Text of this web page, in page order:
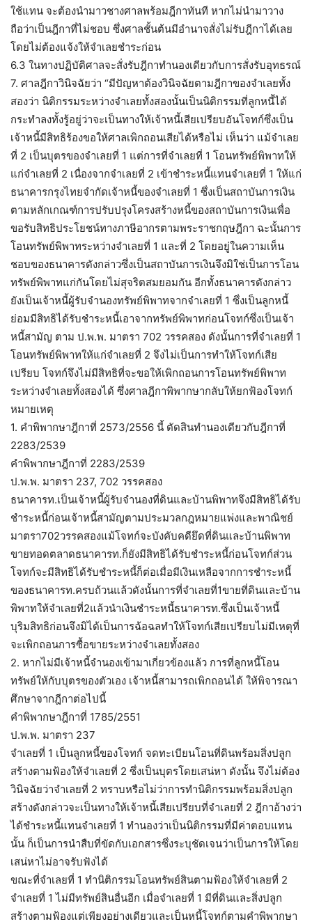
ใช้แทน จะต้องนำมาวชางศาลพร้อมฎีกาทันที หากไม่นำมาวาง
ถือว่าเป็นฎีกาที่ไม่ชอบ ซึ่งศาลชั้นต้นมีอำนาจสั่งไม่รับฎีกาได้เลย
โดยไม่ต้องแจ้งให้จำเลยชำระก่อน
6.3 ในทางปฏิบัติศาลจะสั่งรับฎีกาทำนองเดียวกับการสั่งรับอุทธรณ์
7. ศาลฎีกาวินิจฉัยว่า “มีปัญหาต้องวินิจฉัยตามฎีกาของจำเลยทั้ง
สองว่า นิติกรรมระหว่างจำเลยทั้งสองนั้นเป็นนิติกรรมที่ลูกหนี้ได้
กระทำลงทั้งรู้อยู่ว่าจะเป็นทางให้เจ้าหนี้เสียเปรียบอันโจทก์ซึ่งเป็น
เจ้าหนี้มีสิทธิร้องขอให้ศาลเพิกถอนเสียได้หรือไม่ เห็นว่า แม้จำเลย
ที่ 2 เป็นบุตรของจำเลยที่ 1 แต่การที่จำเลยที่ 1 โอนทรัพย์พิพาทให้
แก่จำเลยที่ 2 เนื่องจากจำเลยที่ 2 เข้าชำระหนี้แทนจำเลยที่ 1 ให้แก่
ธนาคารกรุงไทยจำกัดเจ้าหนี้ของจำเลยที่ 1 ซึ่งเป็นสถาบันการเงิน
ตามหลักเกณฑ์การปรับปรุงโครงสร้างหนี้ของสถาบันการเงินเพื่อ
ขอรับสิทธิประโยชน์ทางภาษีอากรตามพระราชกฤษฎีกา ฉะนั้นการ
โอนทรัพย์พิพาทระหว่างจำเลยที่ 1 และที่ 2 โดยอยู่ในความเห็น
ชอบของธนาคารดังกล่าวซึ่งเป็นสถาบันการเงินจึงมิใช่เป็นการโอน
ทรัพย์พิพาทแก่กันโดยไม่สุจริตสมยอมกัน อีกทั้งธนาคารดังกล่าว
ยังเป็นเจ้าหนี้ผู้รับจำนองทรัพย์พิพาทจากจำเลยที่ 1 ซึ่งเป็นลูกหนี้
ย่อมมีสิทธิได้รับชำระหนี้เอาจากทรัพย์พิพาทก่อนโจทก์ซึ่งเป็นเจ้า
หนี้สามัญ ตาม ป.พ.พ. มาตรา 702 วรรคสอง ดังนั้นการที่จำเลยที่ 1
โอนทรัพย์พิพาทให้แก่จำเลยที่ 2 จึงไม่เป็นการทำให้โจทก์เสีย
เปรียบ โจทก์จึงไม่มีสิทธิที่จะขอให้เพิกถอนการโอนทรัพย์พิพาท
ระหว่างจำเลยทั้งสองได้ ซึ่งศาลฎีกาพิพากษากลับให้ยกฟ้องโจทก์
หมายเหตุ
1. คำพิพากษาฎีกาที่ 2573/2556 นี้ ตัดสินทำนองเดียวกับฎีกาที่
2283/2539
คำพิพากษาฎีกาที่ 2283/2539
ป.พ.พ. มาตรา 237, 702 วรรคสอง
ธนาคารท.เป็นเจ้าหนี้ผู้รับจำนองที่ดินและบ้านพิพาทจึงมีสิทธิได้รับ
ชำระหนี้ก่อนเจ้าหนี้สามัญตามประมวลกฎหมายแพ่งและพาณิชย์
มาตรา702วรรคสองแม้โจทก์จะบังคับคดียึดที่ดินและบ้านพิพาท
ขายทอดตลาดธนาคารท.ก็ยังมีสิทธิได้รับชำระหนี้ก่อนโจทก์ส่วน
โจทก์จะมีสิทธิได้รับชำระหนี้ก็ต่อเมื่อมีเงินเหลือจากการชำระหนี้
ของธนาคารท.ครบถ้วนแล้วดังนั้นการที่จำเลยที่1ขายที่ดินและบ้าน
พิพาทให้จำเลยที่2แล้วนำเงินชำระหนี้ธนาคารท.ซึ่งเป็นเจ้าหนี้
บุริมสิทธิก่อนจึงมิได้เป็นการฉ้อฉลทำให้โจทก์เสียเปรียบไม่มีเหตุที่
จะเพิกถอนการซื้อขายระหว่างจำเลยทั้งสอง
2. หากไม่มีเจ้าหนี้จำนองเข้ามาเกี่ยวข้องแล้ว การที่ลูกหนี้โอน
ทรัพย์ให้กับบุตรของตัวเอง เจ้าหนี้สามารถเพิกถอนได้ ให้พิจารณา
ศึกษาจากฎีกาต่อไปนี้
คำพิพากษาฎีกาที่ 1785/2551
ป.พ.พ. มาตรา 237
จำเลยที่ 1 เป็นลูกหนี้ของโจทก์ จดทะเบียนโอนที่ดินพร้อมสิ่งปลูก
สร้างตามฟ้องให้จำเลยที่ 2 ซึ่งเป็นบุตรโดยเสน่หา ดังนั้น จึงไม่ต้อง
วินิจฉัยว่าจำเลยที่ 2 ทราบหรือไม่ว่าการทำนิติกรรมพร้อมสิ่งปลูก
สร้างดังกล่าวจะเป็นทางให้เจ้าหนี้เสียเปรียบที่จำเลยที่ 2 ฎีกาอ้างว่า
ได้ชำระหนี้แทนจำเลยที่ 1 ทำนองว่าเป็นนิติกรรมที่มีค่าตอบแทน
นั้น ก็เป็นการนำสืบที่ขัดกับเอกสารซึ่งระบุชัดเจนว่าเป็นการให้โดย
เสน่หาไม่อาจรับฟังได้
ขณะที่จำเลยที่ 1 ทำนิติกรรมโอนทรัพย์สินตามฟ้องให้จำเลยที่ 2
จำเลยที่ 1 ไม่มีทรัพย์สินอื่นอีก เมื่อจำเลยที่ 1 มีที่ดินและสิ่งปลูก
สร้างตามฟ้องแต่เพียงอย่างเดียวและเป็นหนี้โจทก์ตามคำพิพากษา